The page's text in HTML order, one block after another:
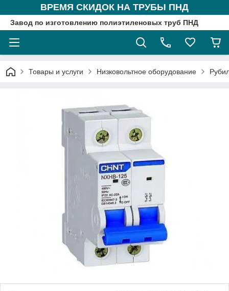
ВРЕМЯ СКИДОК НА ТРУБЫ ПНД
Завод по изготовлению полиэтиленовых труб ПНД
Товары и услуги Низковольтное оборудование